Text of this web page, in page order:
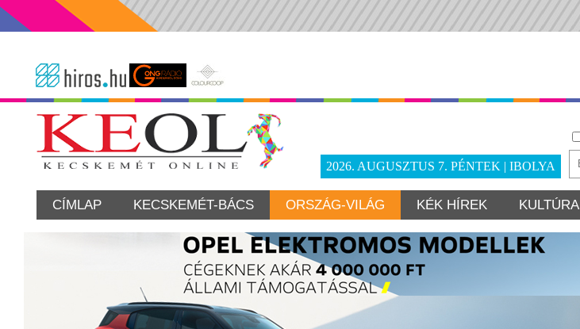
2026. AUGUSZTUS 7. PÉNTEK | IBOLYA
CÍMLAP KECSKEMÉT-BÁCS ORSZÁG-VILÁG KÉK HÍREK KULTÚRA